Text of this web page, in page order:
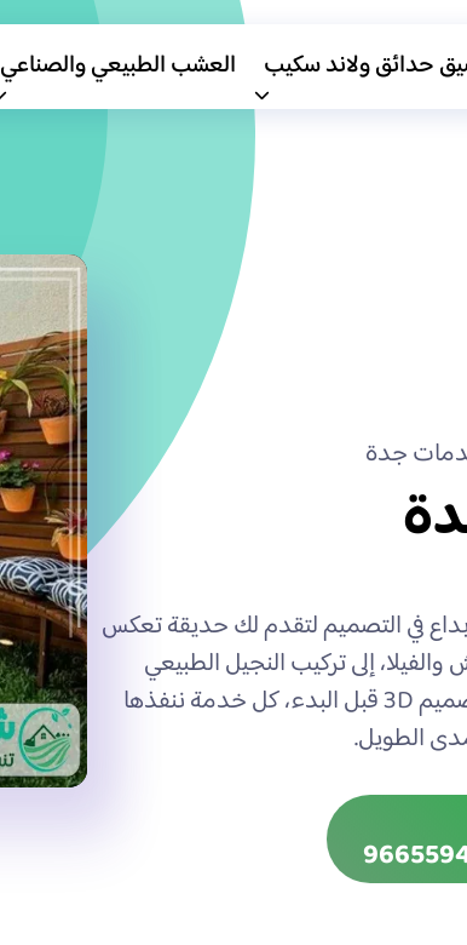
حدائق ولاند سكيب العشب الطبيعي والصناعي
جدة
الممتدة لأكثر من 30 عاماً والإبداع في التصميم لتقدم لك حديقة تعكس
إلى تركيب النجيل الطبيعي
والصناعي والشلالات والنوافير مع معاينة مجانية وتصميم 3D قبل البدء، كل خدمة ننفذها
الطويل.